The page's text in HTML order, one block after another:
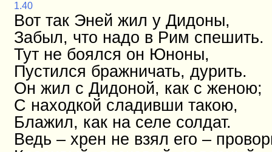
1.40
Вот так Эней жил у Дидоны,
Забыл, что надо в Рим спешить.
Тут не боялся он Юноны,
Пустился бражничать, дурить.
Он жил с Дидоной, как с женою;
С находкой сладивши такою,
Блажил, как на селе солдат.
Ведь – хрен не взял его –